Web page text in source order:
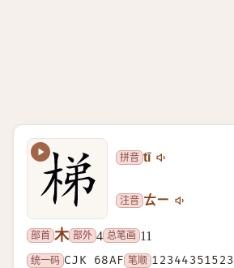
拼音 tī
注音 ㄊㄧ
部首 木 部外 4 总笔画 11
统一码 CJK 68AF 笔顺 12344351523